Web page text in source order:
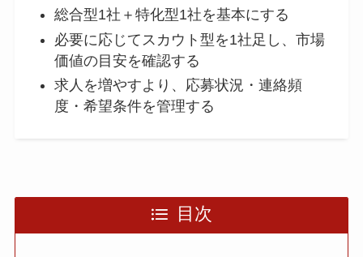
総合型1社＋特化型1社を基本にする
必要に応じてスカウト型を1社足し、市場
価値の目安を確認する
求人を増やすより、応募状況・連絡頻
度・希望条件を管理する
目次